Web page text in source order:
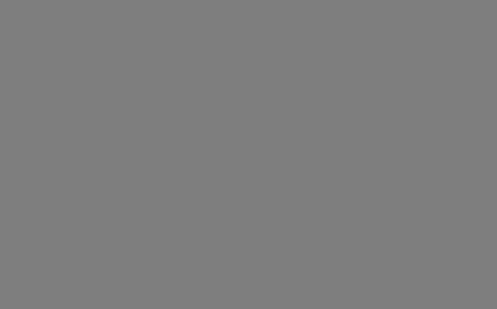
dinâmicos
com equipe
e prestando suporte
da produção e
a produtividade e
junto à equipe de
da operação,